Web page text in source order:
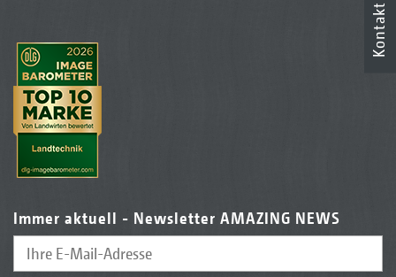
Immer aktuell - Newsletter AMAZING NEWS
Kontakt